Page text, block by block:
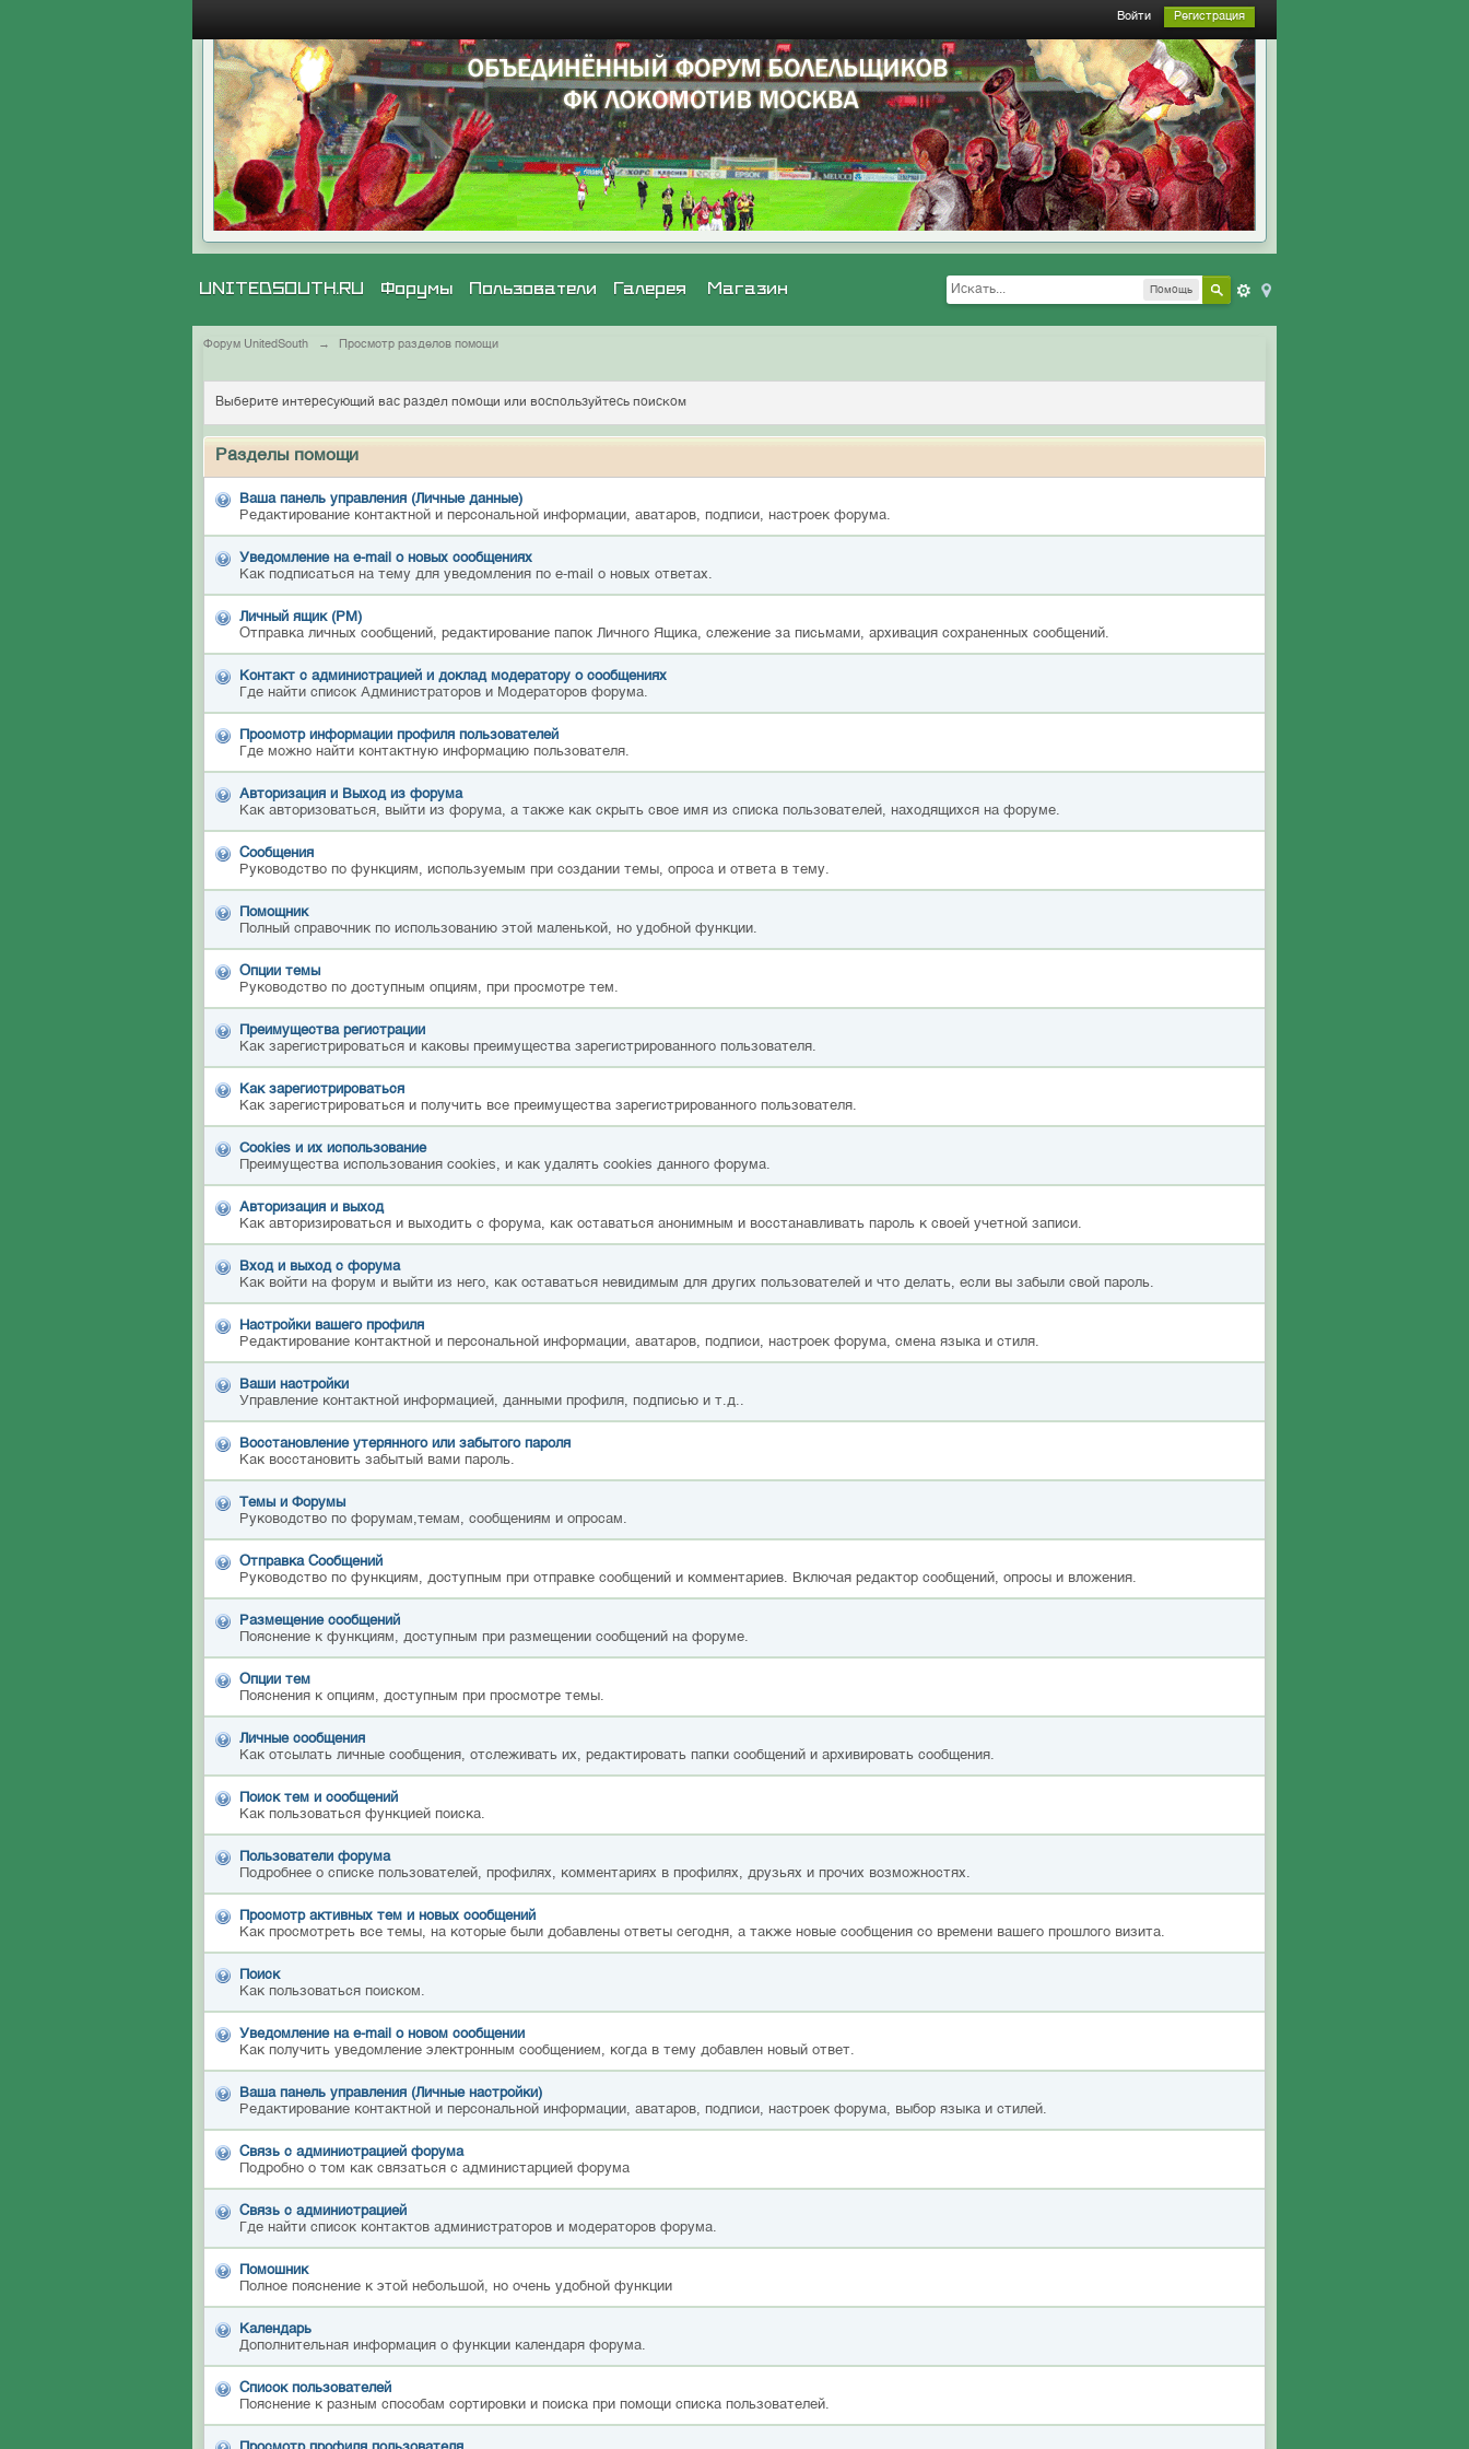
Войти Регистрация
Помощь
UNITEDSOUTH.RU Галерея Магазин
Форумы Пользователи
Форум UnitedSouth → Просмотр разделов помощи
Выберите интересующий вас раздел помощи или воспользуйтесь поиском
Разделы помощи
Ваша панель управления (Личные данные)
Редактирование контактной и персональной информации, аватаров, подписи, настроек форума.
Уведомление на e-mail о новых сообщениях
Как подписаться на тему для уведомления по e-mail о новых ответах.
Личный ящик (PM)
Отправка личных сообщений, редактирование папок Личного Ящика, слежение за письмами, архивация сохраненных сообщений.
Контакт с администрацией и доклад модератору о сообщениях
Где найти список Администраторов и Модераторов форума.
Просмотр информации профиля пользователей
Где можно найти контактную информацию пользователя.
Авторизация и Выход из форума
Как авторизоваться, выйти из форума, а также как скрыть свое имя из списка пользователей, находящихся на форуме.
Сообщения
Руководство по функциям, используемым при создании темы, опроса и ответа в тему.
Помощник
Полный справочник по использованию этой маленькой, но удобной функции.
Опции темы
Руководство по доступным опциям, при просмотре тем.
Преимущества регистрации
Как зарегистрироваться и каковы преимущества зарегистрированного пользователя.
Как зарегистрироваться
Как зарегистрироваться и получить все преимущества зарегистрированного пользователя.
Cookies и их использование
Преимущества использования cookies, и как удалять cookies данного форума.
Авторизация и выход
Как авторизироваться и выходить с форума, как оставаться анонимным и восстанавливать пароль к своей учетной записи.
Вход и выход с форума
Как войти на форум и выйти из него, как оставаться невидимым для других пользователей и что делать, если вы забыли свой пароль.
Настройки вашего профиля
Редактирование контактной и персональной информации, аватаров, подписи, настроек форума, смена языка и стиля.
Ваши настройки
Управление контактной информацией, данными профиля, подписью и т.д..
Восстановление утерянного или забытого пароля
Как восстановить забытый вами пароль.
Темы и Форумы
Руководство по форумам,темам, сообщениям и опросам.
Отправка Сообщений
Руководство по функциям, доступным при отправке сообщений и комментариев. Включая редактор сообщений, опросы и вложения.
Размещение сообщений
Пояснение к функциям, доступным при размещении сообщений на форуме.
Опции тем
Пояснения к опциям, доступным при просмотре темы.
Личные сообщения
Как отсылать личные сообщения, отслеживать их, редактировать папки сообщений и архивировать сообщения.
Поиск тем и сообщений
Как пользоваться функцией поиска.
Пользователи форума
Подробнее о списке пользователей, профилях, комментариях в профилях, друзьях и прочих возможностях.
Просмотр активных тем и новых сообщений
Как просмотреть все темы, на которые были добавлены ответы сегодня, а также новые сообщения со времени вашего прошлого визита.
Поиск
Как пользоваться поиском.
Уведомление на е-mail о новом сообщении
Как получить уведомление электронным сообщением, когда в тему добавлен новый ответ.
Ваша панель управления (Личные настройки)
Редактирование контактной и персональной информации, аватаров, подписи, настроек форума, выбор языка и стилей.
Связь с администрацией форума
Подробно о том как связаться с администарцией форума
Связь с администрацией
Где найти список контактов администраторов и модераторов форума.
Помошник
Полное пояснение к этой небольшой, но очень удобной функции
Календарь
Дополнительная информация о функции календаря форума.
Список пользователей
Пояснение к разным способам сортировки и поиска при помощи списка пользователей.